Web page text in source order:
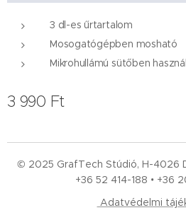
3 dl-es űrtartalom
Mosogatógépben mosható
Mikrohullámú sütőben
3 990 Ft
© 2025 GrafTech Stúdió, H-4026
+36 52 414-188 • +36
Adatvédelmi